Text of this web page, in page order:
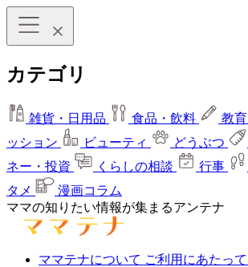
カテゴリ
雑貨・日用品 食品・飲料 教育
ッション
ビューティ どうぶつ
ネー・投資
くらしの相談 行事
タメ
漫画コラム
ママの知りたい情報が集まるアンテナ
ママテナについて ご利用にあたって